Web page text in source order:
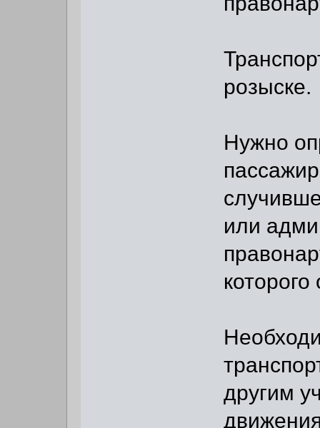
розыске.
Нужно
или
другим